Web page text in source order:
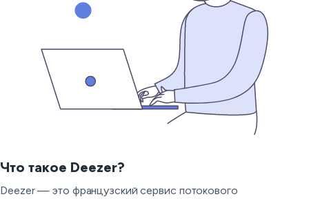
Что такое Deezer?
Deezer — это французский сервис потокового